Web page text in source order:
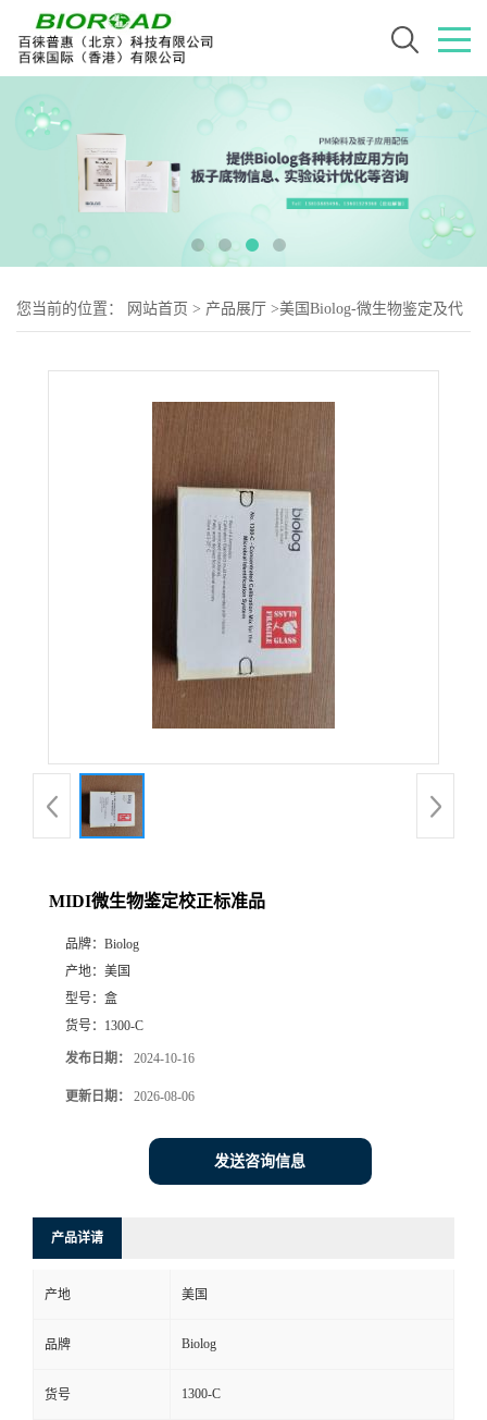
您当前的位置： 网站首页 > 产品展厅 >美国Biolog-微生物鉴定及代
MIDI微生物鉴定校正标准品
品牌： Biolog
产地： 美国
型号： 盒
货号： 1300-C
发布日期： 2024-10-16
更新日期： 2026-08-06
发送咨询信息
产品详请
产地 美国
品牌 Biolog
货号 1300-C